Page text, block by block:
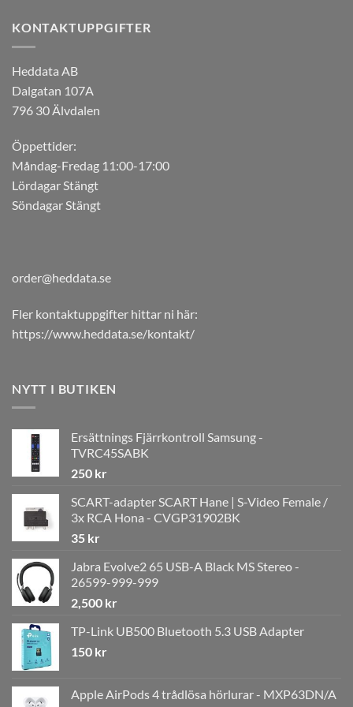
KONTAKTUPPGIFTER
Heddata AB
Dalgatan 107A
796 30 Älvdalen
Öppettider:
Måndag-Fredag 11:00-17:00
Lördagar Stängt
Söndagar Stängt
order@heddata.se
Fler kontaktuppgifter hittar ni här:
https://www.heddata.se/kontakt/
NYTT I BUTIKEN
Ersättnings Fjärrkontroll Samsung -
TVRC45SABK
250 kr
SCART-adapter SCART Hane | S-Video Female /
3x RCA Hona - CVGP31902BK
35 kr
Jabra Evolve2 65 USB-A Black MS Stereo -
26599-999-999
2,500 kr
TP-Link UB500 Bluetooth 5.3 USB Adapter
150 kr
Apple AirPods 4 trådlösa hörlurar - MXP63DN/A